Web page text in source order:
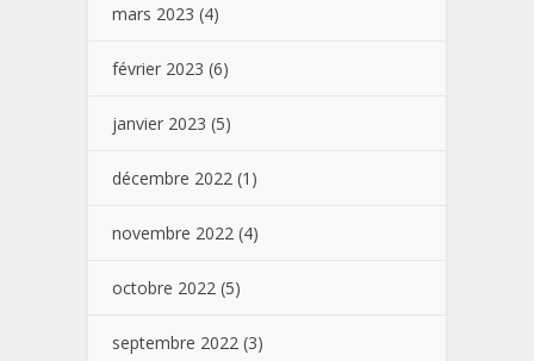
mars 2023 (4)
février 2023 (6)
janvier 2023 (5)
décembre 2022 (1)
novembre 2022 (4)
octobre 2022 (5)
septembre 2022 (3)